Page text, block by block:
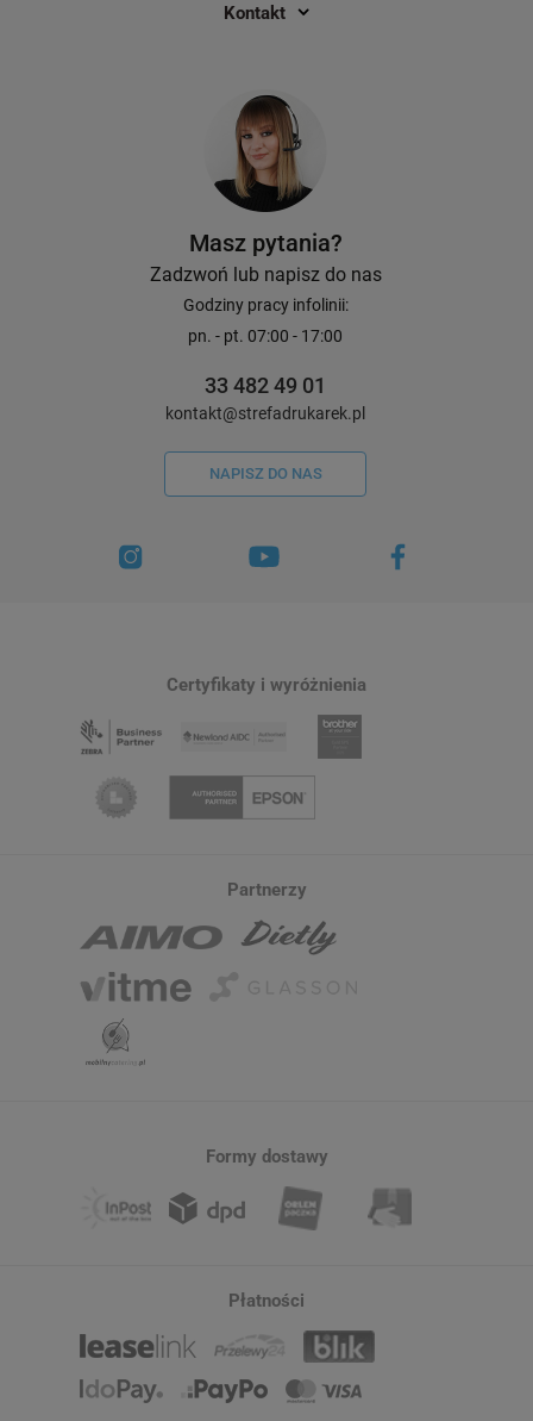
Kontakt
Masz pytania?
Zadzwoń lub napisz do nas
Godziny pracy infolinii:
pn. - pt. 07:00 - 17:00
33 482 49 01
kontakt@strefadrukarek.pl
NAPISZ DO NAS
Certyfikaty i wyróżnienia
Partnerzy
Formy dostawy
Płatności